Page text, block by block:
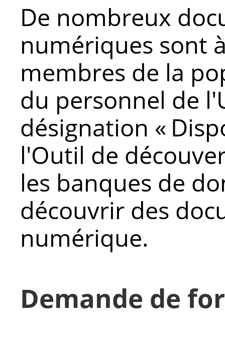
De nombreux
numériques sont
membres de la
du personnel de
désignation «
l'Outil de
les banques de
découvrir des
numérique.
Demande de